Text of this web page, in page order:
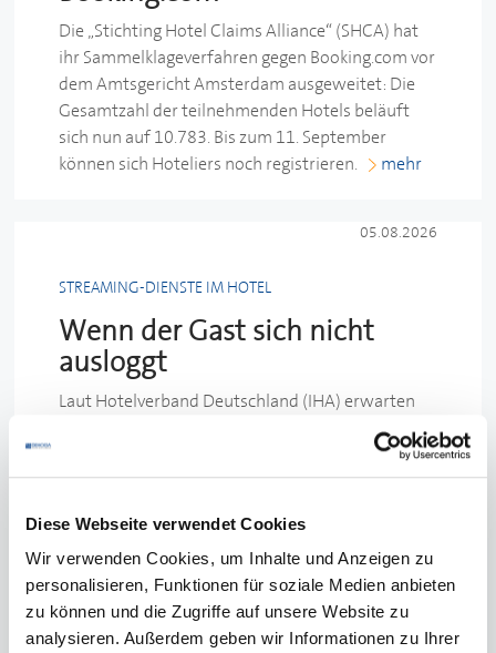
Diese Webseite verwendet Cookies
Wir verwenden Cookies, um Inhalte und Anzeigen zu
personalisieren, Funktionen für soziale Medien anbieten
zu können und die Zugriffe auf unsere Website zu
analysieren. Außerdem geben wir Informationen zu Ihrer
Die „Stichting Hotel Claims Alliance“ (SHCA) hat
ihr Sammelklageverfahren gegen Booking.com vor
dem Amtsgericht Amsterdam ausgeweitet: Die
Gesamtzahl der teilnehmenden Hotels beläuft
sich nun auf 10.783. Bis zum 11. September
können sich Hoteliers noch registrieren.
mehr
STREAMING-DIENSTE IM HOTEL
05.08.2026
Wenn der Gast sich nicht
ausloggt
Laut Hotelverband Deutschland (IHA) erwarten
Zimmerfernsehern Streaming-Apps wie YouTube
und Netflix vorinstalliert und mit eigenem Log-in
Abreise von seinem privaten Streaming-Account
abzumelden, könnten nachfolgende Gäste
unbeabsichtigt Zugang zu diesem Konto erhalten.
Für die Konto-Inhaber kann dies unangenehme
Konsequenzen haben und im schlimmsten Fall